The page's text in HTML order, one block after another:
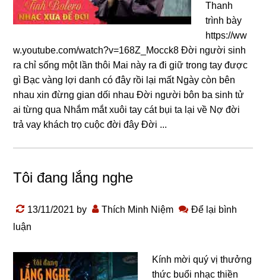
Thanh
trình bày
https://ww
w.youtube.com/watch?v=168Z_Mocck8 Đời người sinh
ra chỉ sống một lần thôi Mai này ra đi giữ trong tay được
gì Bạc vàng lợi danh có đây rồi lại mất Ngày còn bên
nhau xin đừng gian dối nhau Đời người bôn ba sinh tử
ai từng qua Nhắm mắt xuôi tay cát bụi ta lại về Nợ đời
trả vay khách trọ cuộc đời đây Đời ...
Tôi đang lắng nghe
13/11/2021 by Thích Minh Niệm
Để lại bình
luận
Kính mời quý vị thưởng
thức buổi nhạc thiền